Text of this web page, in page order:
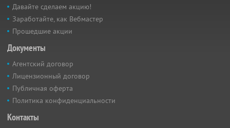
Давайте сделаем акцию!
Заработайте, как Вебмастер
Прошедшие акции
Документы
Агентский договор
Лицензионный договор
Публичная оферта
Политика конфиденциальности
Контакты